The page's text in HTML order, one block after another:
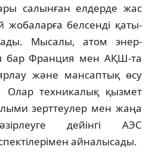
салынған елдерде жас
белсенді қаты­
Мысалы, атом энер­
бар Франция мен АҚШ-та
және ман­саптық өсу
Олар тех­никалық қызмет
зерттеулер мен жаңа
дейінгі АЭС
айналысады.